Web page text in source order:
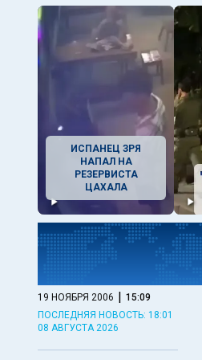
ИСПАНЕЦ ЗРЯ
НАПАЛ НА
РЕЗЕРВИСТА
ЦАХАЛА
19 НОЯБРЯ 2006 | 15:09
ПОСЛЕДНЯЯ НОВОСТЬ: 18:01
08 АВГУСТА 2026